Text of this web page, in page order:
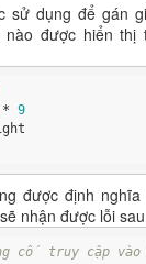
sử dụng để gán
được hiển thị
9
được định
nhận được lỗi
cố truy cập